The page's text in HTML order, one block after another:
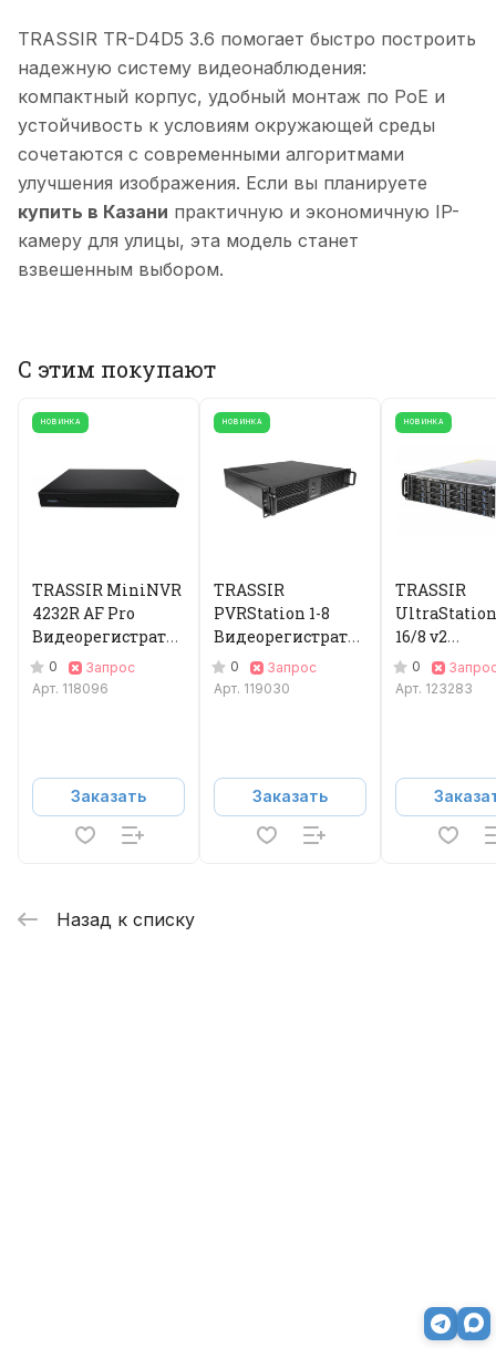
TRASSIR TR-D4D5 3.6 помогает быстро построить
надежную систему видеонаблюдения:
компактный корпус, удобный монтаж по PoE и
устойчивость к условиям окружающей среды
сочетаются с современными алгоритмами
улучшения изображения. Если вы планируете
купить в Казани практичную и экономичную IP-
камеру для улицы, эта модель станет
взвешенным выбором.
С этим покупают
НОВИНКА
TRASSIR MiniNVR
4232R AF Pro
Видеорегистратор
IP 0
Запрос
Арт. 118096
Заказать
НОВИНКА
TRASSIR
PVRStation 1-8
Видеорегистратор
IP 0
Запрос
Арт. 119030
Заказать
НОВИНКА
TRASSIR
UltraStation
16/8 v2
IP
0
Арт. 123283
Назад к списку